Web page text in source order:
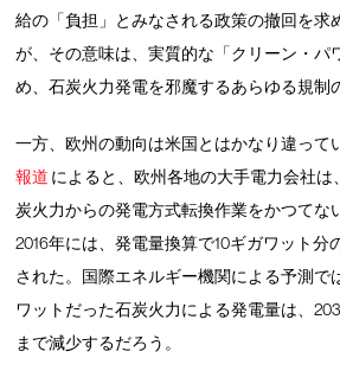
給の「負担」とみなされる政策の撤回を求
が、その意味は、実質的な「クリーン・パ
め、石炭火力発電を邪魔するあらゆる規制
一方、欧州の動向は米国とはかなり違って
報道 によると、欧州各地の大手電力会社
炭火力からの発電方式転換作業をかつてな
2016年には、発電量換算で10ギガワット分
された。国際エネルギー機関による予測で
ワットだった石炭火力による発電量は、
まで減少するだろう。